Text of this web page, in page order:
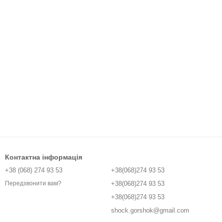
Контактна інформація
+38 (068) 274 93 53
Передзвонити вам?
+38(068)274 93 53
+38(068)274 93 53
+38(068)274 93 53
shock.gorshok@gmail.com